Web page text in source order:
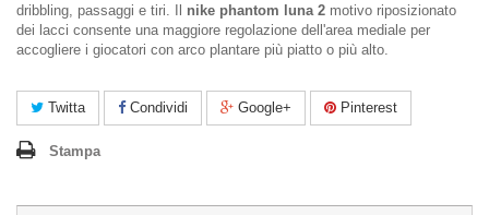
dribbling, passaggi e tiri. Il nike phantom luna 2 motivo riposizionato
dei lacci consente una maggiore regolazione dell'area mediale per
accogliere i giocatori con arco plantare più piatto o più alto.
Twitta Condividi Google+ Pinterest
Stampa